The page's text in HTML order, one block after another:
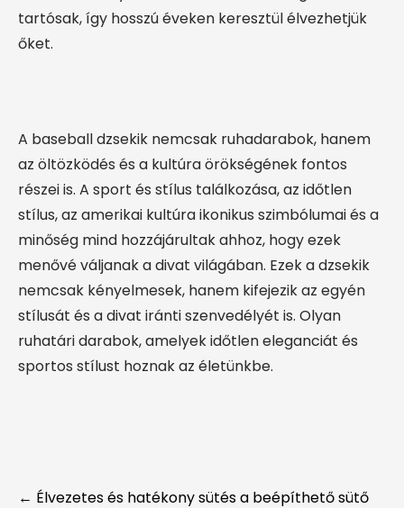
tartósak, így hosszú éveken keresztül élvezhetjük
őket.
A baseball dzsekik nemcsak ruhadarabok, hanem
az öltözködés és a kultúra örökségének fontos
részei is. A sport és stílus találkozása, az időtlen
stílus, az amerikai kultúra ikonikus szimbólumai és a
minőség mind hozzájárultak ahhoz, hogy ezek
menővé váljanak a divat világában. Ezek a dzsekik
nemcsak kényelmesek, hanem kifejezik az egyén
stílusát és a divat iránti szenvedélyét is. Olyan
ruhatári darabok, amelyek időtlen eleganciát és
sportos stílust hoznak az életünkbe.
← Élvezetes és hatékony sütés a beépíthető sütő